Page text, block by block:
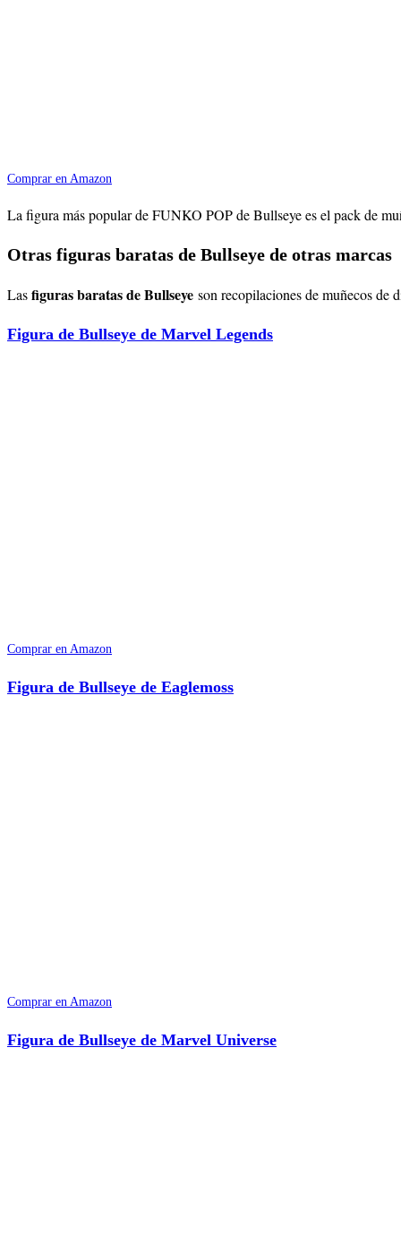
Comprar en Amazon
La figura más popular de FUNKO POP de Bullseye es el pack de
Otras figuras baratas de Bullseye de otras marcas
Lasfiguras baratas de Bullseye son recopilaciones de muñecos de
Figura de Bullseye de Marvel Legends
Comprar en Amazon
Figura de Bullseye de Eaglemoss
Comprar en Amazon
Figura de Bullseye de Marvel Universe